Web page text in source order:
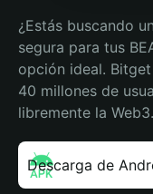
¿Estás buscando
segura para tus
opción ideal.
40 millones de
libremente la
Descarga de